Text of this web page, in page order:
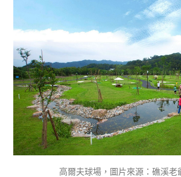
高爾夫球場，圖片來源：礁溪老